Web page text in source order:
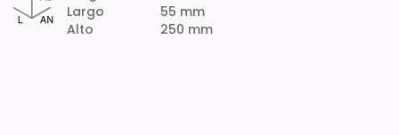
Largo
Alto
55 mm
250 mm